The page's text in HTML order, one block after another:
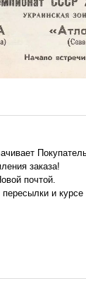
заказа!
почтой.
и